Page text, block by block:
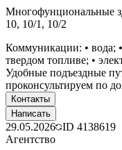
Многофунциональные
10, 10/1, 10/2
Коммуникации: • вода;
твердом топливе; •
Удобные подъездные
проконсультируем по
Контакты
Написать
29.05.2026 ID 4138619
Агентство